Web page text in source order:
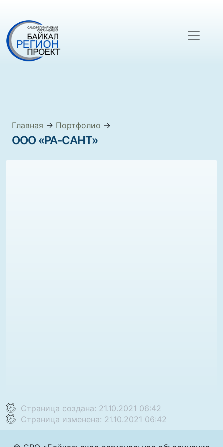
Главная → Портфолио →
ООО «РА-САНТ»
Страница создана: 21.10.2021 06:42
Страница изменена: 21.10.2021 06:42